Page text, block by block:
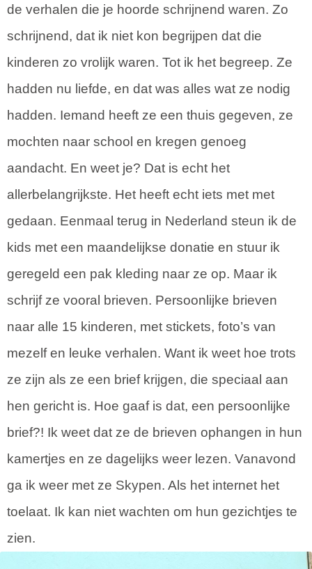
de verhalen die je hoorde schrijnend waren. Zo
schrijnend, dat ik niet kon begrijpen dat die
kinderen zo vrolijk waren. Tot ik het begreep. Ze
hadden nu liefde, en dat was alles wat ze nodig
hadden. Iemand heeft ze een thuis gegeven, ze
mochten naar school en kregen genoeg
aandacht. En weet je? Dat is echt het
allerbelangrijkste. Het heeft echt iets met met
gedaan. Eenmaal terug in Nederland steun ik de
kids met een maandelijkse donatie en stuur ik
geregeld een pak kleding naar ze op. Maar ik
schrijf ze vooral brieven. Persoonlijke brieven
naar alle 15 kinderen, met stickets, foto’s van
mezelf en leuke verhalen. Want ik weet hoe trots
ze zijn als ze een brief krijgen, die speciaal aan
hen gericht is. Hoe gaaf is dat, een persoonlijke
brief?! Ik weet dat ze de brieven ophangen in hun
kamertjes en ze dagelijks weer lezen. Vanavond
ga ik weer met ze Skypen. Als het internet het
toelaat. Ik kan niet wachten om hun gezichtjes te
zien.